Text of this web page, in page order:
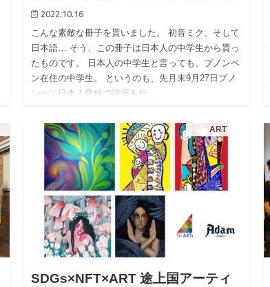
2022.10.16
こんな素敵な冊子を貰いました。 初音ミク、そして
日本語… そう、この冊子は日本人の中学生から貰っ
たものです。 日本人の中学生と言っても、プノンペ
ン在住の中学生。 というのも、先月末9月27日プノ
ンペン日本人学校で講演を行…
ART
SDGs×NFT×ART 途上国アーティ